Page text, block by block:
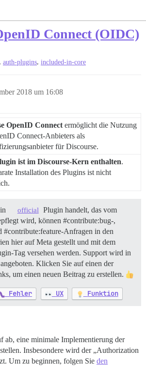
Connect (OIDC)
, auth-plugins, included-in-core
2018 um 16:08
OpenID Connect ermöglicht die Nutzung
Connect-Anbieters als
für Discourse.
ist im Discourse-Kern enthalten.
Installation des Plugins ist nicht
official Plugin handelt, das vom
wird, können #contribute:bug-,
#contribute:feature-Anfragen in den
hier auf Meta gestellt und mit dem
Tag versehen werden. Support wird in
angeboten. Klicken Sie auf einen der
um einen neuen Beitrag zu erstellen.
Fehler UX Funktion
ab, eine minimale Implementierung der
Insbesondere wird der „Authorization
Um zu beginnen, folgen Sie den